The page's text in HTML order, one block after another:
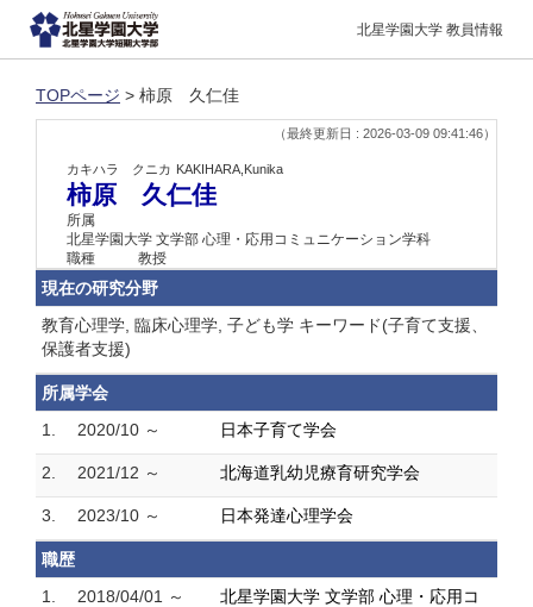
北星学園大学 教員情報
TOPページ > 柿原 久仁佳
（最終更新日 : 2026-03-09 09:41:46）
カキハラ クニカ KAKIHARA,Kunika
柿原 久仁佳
所属
北星学園大学 文学部 心理・応用コミュニケーション学科
職種
教授
現在の研究分野
教育心理学, 臨床心理学, 子ども学 キーワード(子育て支援、
保護者支援)
所属学会
1.
2020/10 ～ 日本子育て学会
2. 2021/12 ～ 北海道乳幼児療育研究学会
3. 2023/10 ～ 日本発達心理学会
職歴
1.
2018/04/01 ～
北星学園大学 文学部 心理・応用コ